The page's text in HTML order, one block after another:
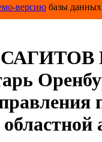
версию базы
САГИТОВ
областной